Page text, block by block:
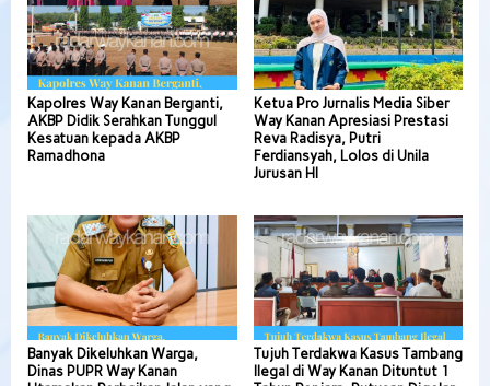
Kapolres Way Kanan Berganti,
AKBP Didik Serahkan Tunggul
Kesatuan kepada AKBP
Ramadhona
Ketua Pro Jurnalis Media Siber
Way Kanan Apresiasi Prestasi
Reva Radisya, Putri
Ferdiansyah, Lolos di Unila
Jurusan HI
Banyak Dikeluhkan Warga,
Dinas PUPR Way Kanan
Tujuh Terdakwa Kasus Tambang
Ilegal di Way Kanan Dituntut 1